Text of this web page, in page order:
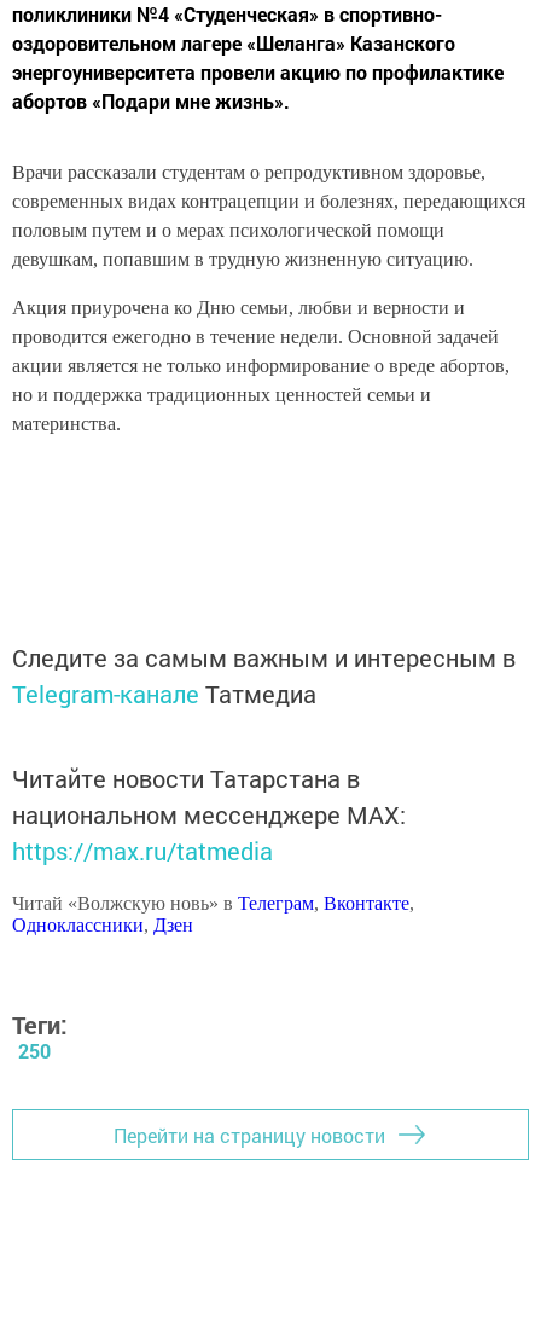
поликлиники №4 «Студенческая» в спортивно-
оздоровительном лагере «Шеланга» Казанского
энергоуниверситета провели акцию по профилактике
абортов «Подари мне жизнь».
Врачи рассказали студентам о репродуктивном здоровье,
современных видах контрацепции и болезнях, передающихся
половым путем и о мерах психологической помощи
девушкам, попавшим в трудную жизненную ситуацию.
Акция приурочена ко Дню семьи, любви и верности и
проводится ежегодно в течение недели. Основной задачей
акции является не только информирование о вреде абортов,
но и поддержка традиционных ценностей семьи и
материнства.
Следите за самым важным и интересным в
Telegram-канале Татмедиа
Читайте новости Татарстана в
национальном мессенджере MАХ:
https://max.ru/tatmedia
Читай «Волжскую новь» в Телеграм, Вконтакте,
Одноклассники, Дзен
Теги:
250
Перейти на страницу новости